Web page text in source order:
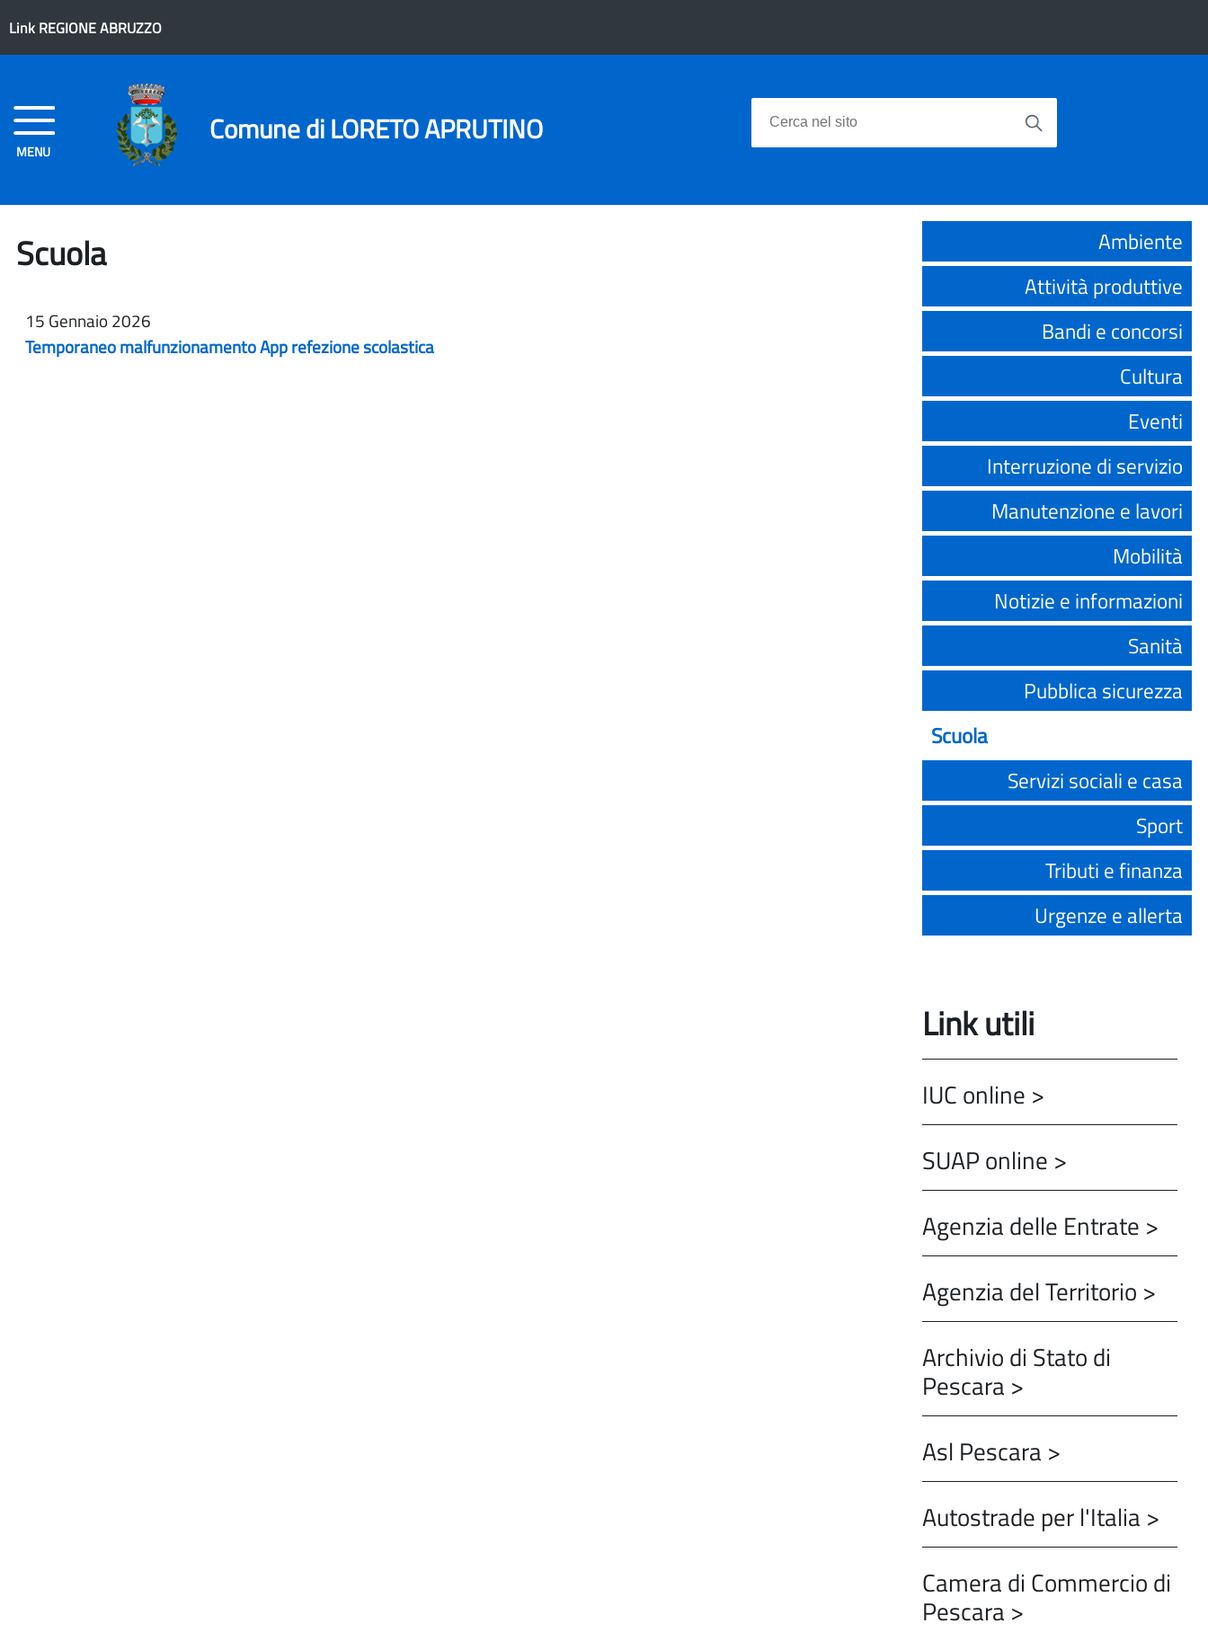
Link REGIONE ABRUZZO
MENU
Comune di LORETO APRUTINO
Scuola
15 Gennaio 2026
Temporaneo malfunzionamento App refezione scolastica
Ambiente
Attività produttive
Bandi e concorsi
Cultura
Eventi
Interruzione di servizio
Manutenzione e lavori
Mobilità
Notizie e informazioni
Sanità
Pubblica sicurezza
Scuola
Servizi sociali e casa
Sport
Tributi e finanza
Urgenze e allerta
Link utili
IUC online >
SUAP online >
Agenzia delle Entrate >
Agenzia del Territorio >
Archivio di Stato di
Pescara >
Asl Pescara >
Autostrade per l'Italia >
Camera di Commercio di
Pescara >